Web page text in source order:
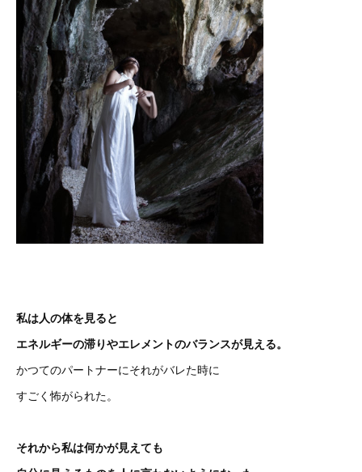
私は人の体を見ると
エネルギーの滞りやエレメントのバランスが見える。
かつてのパートナーにそれがバレた時に
すごく怖がられた。
それから私は何かが見えても